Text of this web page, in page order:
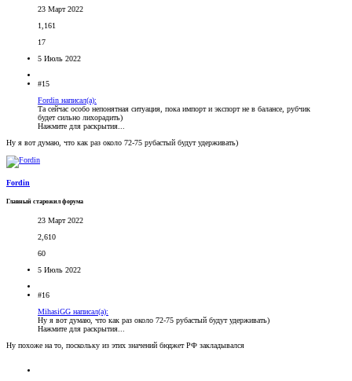
23 Март 2022
1,161
17
5 Июль 2022
#15
Fordin написал(а):
Та сейчас особо непонятная ситуация, пока импорт и экспорт не в балансе, рубчик
будет сильно лихорадить)
Нажмите для раскрытия...
Ну я вот думаю, что как раз около 72-75 рубастый будут удерживать)
Fordin
Главный старожил форума
23 Март 2022
2,610
60
5 Июль 2022
#16
MihasiGG написал(а):
Ну я вот думаю, что как раз около 72-75 рубастый будут удерживать)
Нажмите для раскрытия...
Ну похоже на то, поскольку из этих значений бюджет РФ закладывался